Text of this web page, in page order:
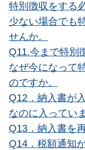
特別徴収をする
少ない場合でも
せんか。
Q11.今まで特別
なぜ今になって
のですか。
Q12．納入書が
なのに入ってい
Q13．納入書を
Q14．税額通知